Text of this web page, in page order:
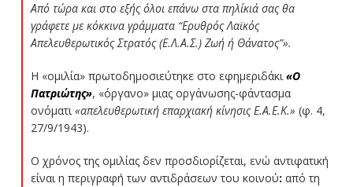
Από τώρα και στο εξής όλοι επάνω στα πηλίκιά σας θα
γράφετε με κόκκινα γράμματα “Ερυθρός Λαϊκός
Απελευθερωτικός Στρατός (Ε.Λ.Α.Σ.) Ζωή ή Θάνατος”».
Η «ομιλία» πρωτοδημοσιεύτηκε στο εφημεριδάκι«Ο
Πατριώτης», «όργανο» μιας οργάνωσης-φάντασμα
ονόματι«απελευθερωτική επαρχιακή κίνησις Ε.Α.Ε.Κ.» (φ. 4,
27/9/1943).
Ο χρόνος της ομιλίας δεν προσδιορίζεται, ενώ αντιφατική
είναι η περιγραφή των αντιδράσεων του κοινού: από τη